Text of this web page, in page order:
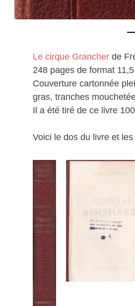
Le cirque Grancher de
248 pages de format
Couverture cartonnée
gras, tranches
Il a été tiré de ce livre
Voici le dos du livre et